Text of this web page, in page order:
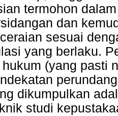
termohon
dan
sesuai
yang berlaku.
(yang pasti
dikumpulkan
studi